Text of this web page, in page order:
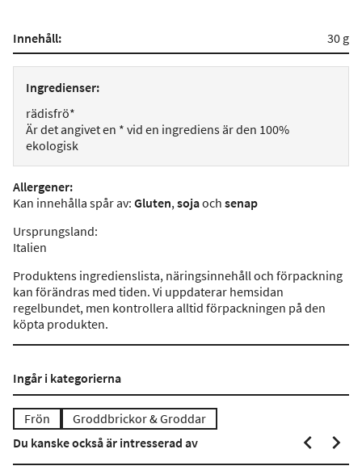
Innehåll: 30 g
Ingredienser:
rädisfrö*
Är det angivet en * vid en ingrediens är den 100%
ekologisk
Allergener:
Kan innehålla spår av: Gluten,sojaoch senap
Ursprungsland:
Italien
Produktens ingredienslista, näringsinnehåll och förpackning
kan förändras med tiden. Vi uppdaterar hemsidan
regelbundet, men kontrollera alltid förpackningen på den
köpta produkten.
Ingår i kategorierna
Frön
Groddbrickor & Groddar
Du kanske också är intresserad av